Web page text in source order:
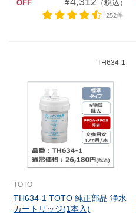
OFF （税込）
252件
TH634-1
TOTO
TH634-1 TOTO 純正部品 浄水
カートリッジ(1本入)